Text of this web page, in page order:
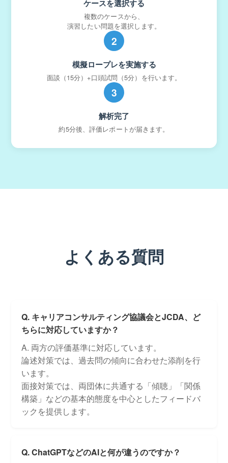
ケースを選択する
複数のケースから、
演習したい問題を選択します。
2
模擬ロープレを実施する
面談（15分）+口頭試問（5分）を行います。
3
解析完了
約5分後、評価レポートが届きます。
よくある質問
Q. キャリアコンサルティング協議会とJCDA、ど
ちらに対応していますか？
A. 両方の評価基準に対応しています。
論述対策では、過去問の傾向に合わせた添削を行
います。
面接対策では、両団体に共通する「傾聴」「関係
構築」などの基本的態度を中心としたフィードバ
ックを提供します。
Q. ChatGPTなどのAIと何が違うのですか？